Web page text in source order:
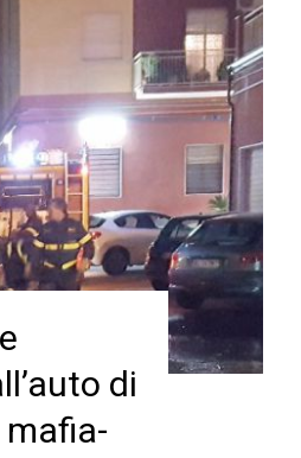
di